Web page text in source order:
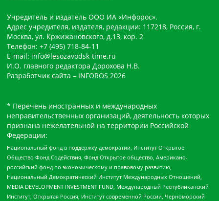
Учредитель и издатель ООО ИА «Инфорос».
Адрес учредителя, издателя, редакции: 117218, Россия, г.
Москва, ул. Кржижановского, д.13, кор. 2
Телефон: +7 (495) 718-84-11
E-mail: info@lesozavodsk-time.ru
И.О. главного редактора Дорохова Н.В.
Разработчик сайта – INFOROS 2026
* Перечень иностранных и международных
неправительственных организаций, деятельность которых
признана нежелательной на территории Российской
Федерации:
Национальный фонд в поддержку демократии, Институт Открытое
Общество Фонд Содействия, Фонд Открытое общество, Американо-
российский фонд по экономическому и правовому развитию,
Национальный Демократический Институт Международных Отношений,
MEDIA DEVELOPMENT INVESTMENT FUND, Международный Республиканский
Институт, Открытая Россия, Институт современной России, Черноморский